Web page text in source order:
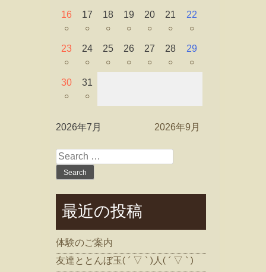
16
○
17
○
18
○
19
○
20
○
21
○
22
○
23
○
24
○
25
○
26
○
27
○
28
○
29
○
30
○
31
○
2026年7月 2026年9月
Search
for:
最近の投稿
体験のご案内
友達ととんぼ玉( ´ ▽ ` )人( ´ ▽ ` )